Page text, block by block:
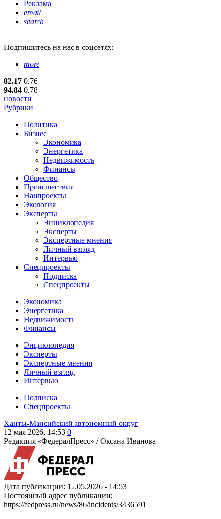
Реклама
email
search
Подпишитесь на нас в соцсетях:
more
82.17 0.76
94.84 0.78
новости
Рубрики
Политика
Бизнес
Экономика
Энергетика
Недвижимость
Финансы
Общество
Происшествия
Нацпроекты
Экология
Эксперты
Энциклопедия
Эксперты
Экспертные мнения
Личный взгляд
Интервью
Спецпроекты
Подписка
Спецпроекты
Экономика
Энергетика
Недвижимость
Финансы
Энциклопедия
Эксперты
Экспертные мнения
Личный взгляд
Интервью
Подписка
Спецпроекты
Ханты-Мансийский автономный округ
12 мая 2026, 14:53 0
Редакция «ФедералПресс» /Оксана Иванова
Дата публикации: 12.05.2026 - 14:53
Постоянный адрес публикации:
https://fedpress.ru/news/86/incidents/3436591